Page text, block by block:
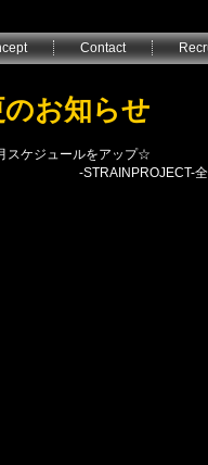
Contact
お知らせ
スケジュールをアップ☆
-STRAINPROJECT-